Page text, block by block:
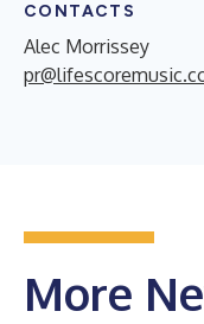
CONTACTS
Alec Morrissey
More